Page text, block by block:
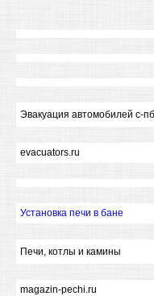
Эвакуация автомобилей с-
evacuators.ru
Установка печи в бане
Печи, котлы и камины
magazin-pechi.ru